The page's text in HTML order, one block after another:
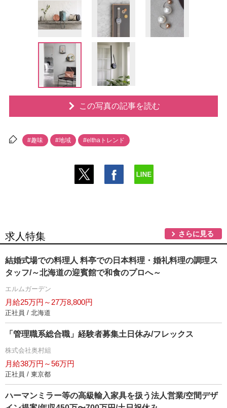
この写真の記事を読む
#趣味 #地域 #elthaトレンド
求人特集 さらに見る
結婚式場での料理人 料亭での日本料理・婚礼料理の調理ス
タッフ/～北海道の迎賓館で和食のプロへ～
エルムガーデン
月給25万円～27万8,800円
正社員 / 北海道
「管理職系総合職」経験者募集土日休み/フレックス
株式会社奥村組
月給38万円～56万円
正社員 / 東京都
ハーマンミラー等の高級輸入家具を扱う法人営業/空間デザ